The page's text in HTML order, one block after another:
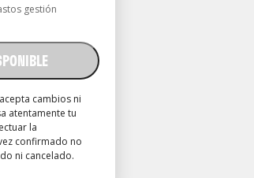
gestión
cambios ni
atentamente tu
la
confirmado no
ni cancelado.